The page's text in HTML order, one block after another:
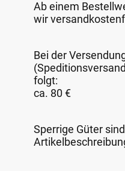
Ab einem
wir
Bei der
folgt:
ca. 80 €
Sperrige Güter